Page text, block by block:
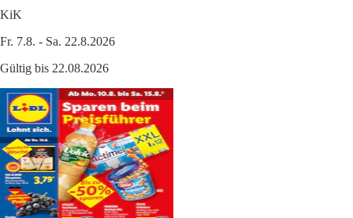
KiK
Fr. 7.8. - Sa. 22.8.2026
Gültig bis 22.08.2026